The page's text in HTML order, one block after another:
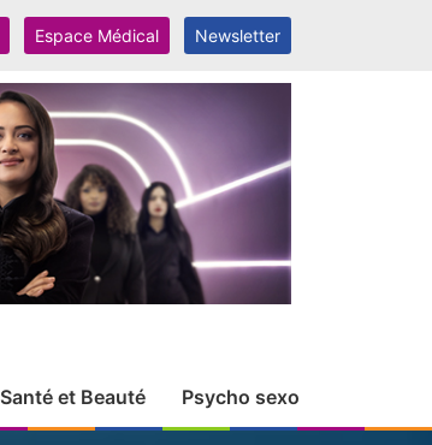
Espace Médical Newsletter
Santé et Beauté Psycho sexo